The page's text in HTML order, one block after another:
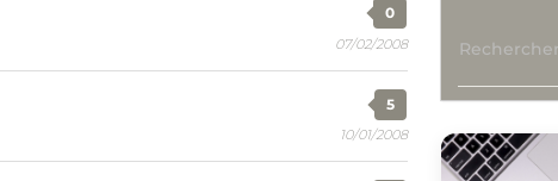
0
07/02/2008
5
10/01/2008